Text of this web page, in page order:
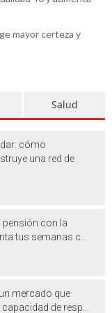
mayor certeza y
Salud
cómo
una red de
pensión con la
tus semanas c...
mercado que
de resp...